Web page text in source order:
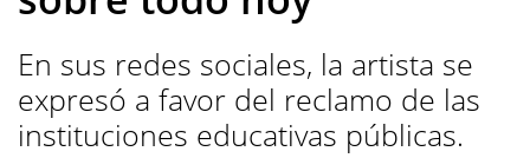
En sus redes sociales, la artista se
expresó a favor del reclamo de las
instituciones educativas públicas.